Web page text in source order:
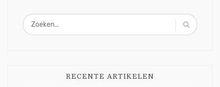
RECENTE ARTIKELEN